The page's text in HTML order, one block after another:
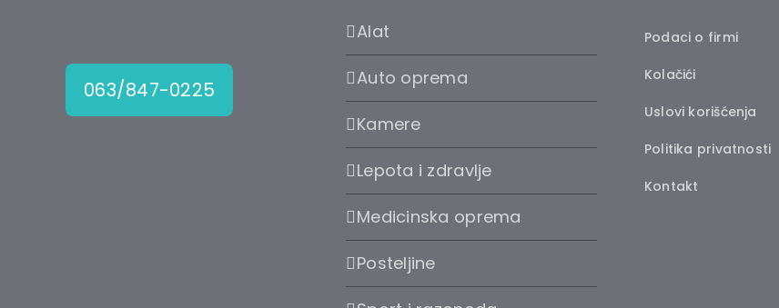
063/847-0225
Alat
Auto oprema
Kamere
Lepota i zdravlje
Medicinska oprema
Posteljine
Podaci o firmi
Kolačići
Uslovi korišćenja
Politika privatnosti
Kontakt